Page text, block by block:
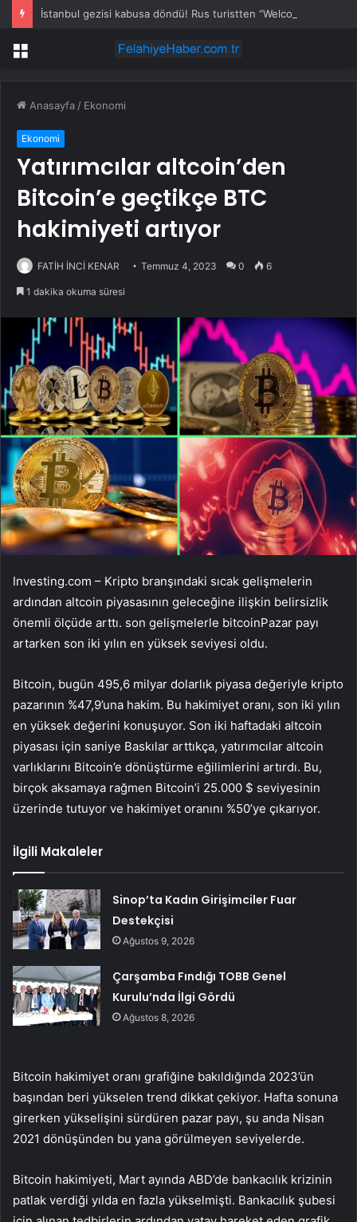
Menü
Anasayfa / Ekonomi
Ekonomi
Yatırımcılar altcoin’den
Bitcoin’e geçtikçe BTC
hakimiyeti artıyor
FATİH İNCİ KENAR Temmuz 4, 2023 0 6
1 dakika okuma süresi
Investing.com – Kripto branşındaki sıcak gelişmelerin
ardından altcoin piyasasının geleceğine ilişkin belirsizlik
önemli ölçüde arttı. son gelişmelerle bitcoinPazar payı
artarken son iki yılın en yüksek seviyesi oldu.
Bitcoin, bugün 495,6 milyar dolarlık piyasa değeriyle kripto
pazarının %47,9’una hakim. Bu hakimiyet oranı, son iki yılın
en yüksek değerini konuşuyor. Son iki haftadaki altcoin
piyasası için saniye Baskılar arttıkça, yatırımcılar altcoin
varlıklarını Bitcoin’e dönüştürme eğilimlerini artırdı. Bu,
birçok aksamaya rağmen Bitcoin’i 25.000 $ seviyesinin
üzerinde tutuyor ve hakimiyet oranını %50’ye çıkarıyor.
İlgili Makaleler
Sinop’ta Kadın Girişimciler Fuar
Destekçisi
Ağustos 9, 2026
Çarşamba Fındığı TOBB Genel
Kurulu’nda İlgi Gördü
Ağustos 8, 2026
Bitcoin hakimiyet oranı grafiğine bakıldığında 2023’ün
başından beri yükselen trend dikkat çekiyor. Hafta sonuna
girerken yükselişini sürdüren pazar payı, şu anda Nisan
2021 dönüşünden bu yana görülmeyen seviyelerde.
Bitcoin hakimiyeti, Mart ayında ABD’de bankacılık krizinin
patlak verdiği yılda en fazla yükselmişti. Bankacılık şubesi